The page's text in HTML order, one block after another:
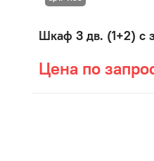
Шкаф 3 дв. (1+2) с
Цена по